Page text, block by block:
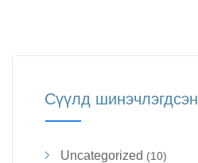
Сүүлд шинэчлэгдсэн
Uncategorized (10)